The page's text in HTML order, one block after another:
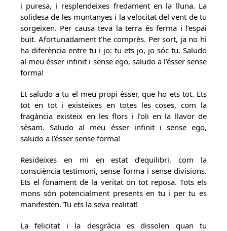
i puresa, i resplendeixes fredament en la lluna. La
solidesa de les muntanyes i la velocitat del vent de tu
sorgeixen. Per causa teva la terra és ferma i l’espai
buit. Afortunadament t’he comprès. Per sort, ja no hi
ha diferència entre tu i jo: tu ets jo, jo sóc tu. Saludo
al meu ésser infinit i sense ego, saludo a l’ésser sense
forma!
Et saludo a tu el meu propi ésser, que ho ets tot. Ets
tot en tot i existeixes en totes les coses, com la
fragància existeix en les flors i l’oli en la llavor de
sèsam. Saludo al meu ésser infinit i sense ego,
saludo a l’ésser sense forma!
Resideixes en mi en estat d’equilibri, com la
consciència testimoni, sense forma i sense divisions.
Ets el fonament de la veritat on tot reposa. Tots els
mons són potencialment presents en tu i per tu es
manifesten. Tu ets la seva realitat!
La felicitat i la desgràcia es dissolen quan tu